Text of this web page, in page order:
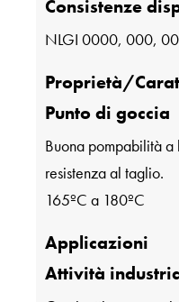
Consistenze
NLGI 0000, 000,
Proprietà/
Punto di goccia
Buona pompabilità a
resistenza al taglio.
165ºC a 180ºC
Applicazioni
Attività